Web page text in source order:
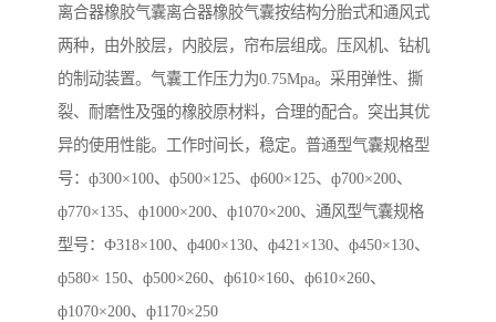
离合器橡胶气囊离合器橡胶气囊按结构分胎式和通风式
两种，由外胶层，内胶层，帘布层组成。压风机、钻机
的制动装置。气囊工作压力为0.75Mpa。采用弹性、撕
裂、耐磨性及强的橡胶原材料，合理的配合。突出其优
异的使用性能。工作时间长，稳定。普通型气囊规格型
号：ф300×100、ф500×125、ф600×125、ф700×200、
ф770×135、ф1000×200、ф1070×200、通风型气囊规格
型号：Ф318×100、ф400×130、ф421×130、ф450×130、
ф580× 150、ф500×260、ф610×160、ф610×260、
ф1070×200、ф1170×250